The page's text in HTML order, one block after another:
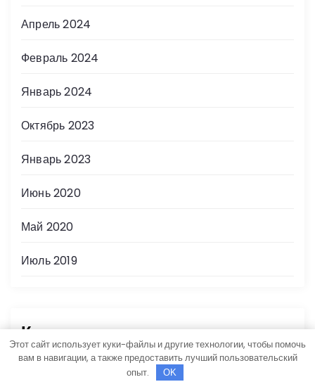
Апрель 2024
Февраль 2024
Январь 2024
Октябрь 2023
Январь 2023
Июнь 2020
Май 2020
Июль 2019
Категории
Этот сайт использует куки-файлы и другие технологии, чтобы помочь
вам в навигации, а также предоставить лучший пользовательский
опыт.
OK